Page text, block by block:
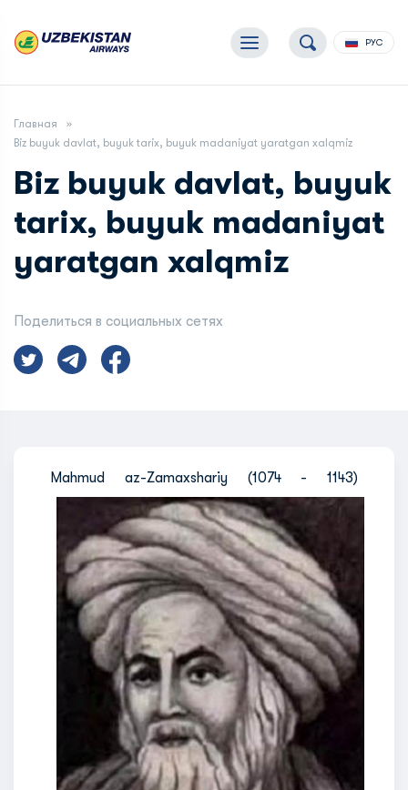
РУС
Главная
Biz buyuk davlat, buyuk tarix, buyuk madaniyat yaratgan xalqmiz
Biz buyuk davlat, buyuk
tarix, buyuk madaniyat
yaratgan xalqmiz
Поделиться в социальных сетях
Mahmud az-Zamaxshariy (1074 - 1143)